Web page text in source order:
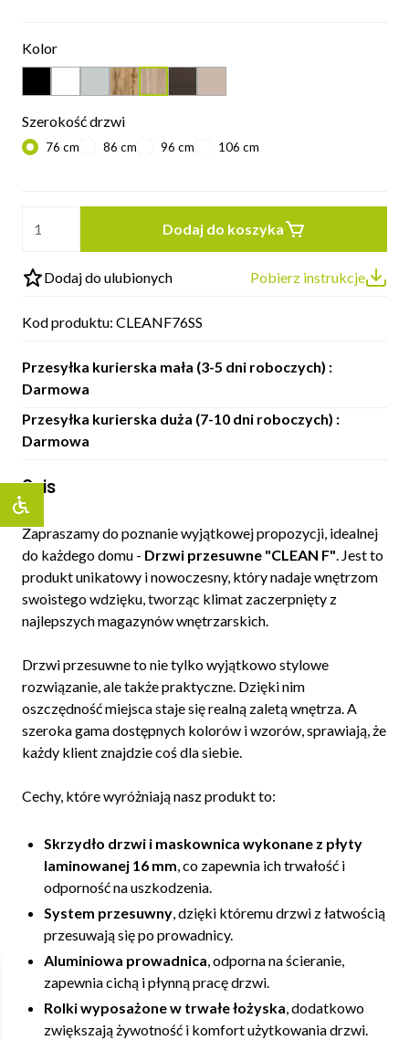
Kolor
Szerokość drzwi
76 cm 86 cm 96 cm 106 cm
Dodaj do koszyka
Dodaj do ulubionych Pobierz instrukcje
Kod produktu: CLEANF76SS
Przesyłka kurierska mała (3-5 dni roboczych) :
Darmowa
Przesyłka kurierska duża (7-10 dni roboczych) :
Darmowa
Opis
Zapraszamy do poznanie wyjątkowej propozycji, idealnej
do każdego domu - Drzwi przesuwne "CLEAN F". Jest to
produkt unikatowy i nowoczesny, który nadaje wnętrzom
swoistego wdzięku, tworząc klimat zaczerpnięty z
najlepszych magazynów wnętrzarskich.
Drzwi przesuwne to nie tylko wyjątkowo stylowe
rozwiązanie, ale także praktyczne. Dzięki nim
oszczędność miejsca staje się realną zaletą wnętrza. A
szeroka gama dostępnych kolorów i wzorów, sprawiają, że
każdy klient znajdzie coś dla siebie.
Cechy, które wyróżniają nasz produkt to:
Skrzydło drzwi i maskownica wykonane z płyty
laminowanej 16 mm, co zapewnia ich trwałość i
odporność na uszkodzenia.
System przesuwny, dzięki któremu drzwi z łatwością
przesuwają się po prowadnicy.
Aluminiowa prowadnica, odporna na ścieranie,
zapewnia cichą i płynną pracę drzwi.
Rolki wyposażone w trwałe łożyska, dodatkowo
zwiększają żywotność i komfort użytkowania drzwi.